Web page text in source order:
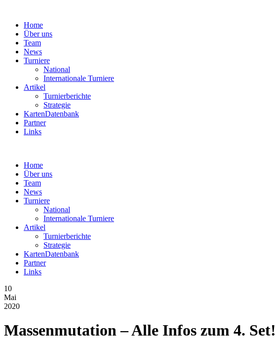
Home
Über uns
Team
News
Turniere
National
Internationale Turniere
Artikel
Turnierberichte
Strategie
KartenDatenbank
Partner
Links
Home
Über uns
Team
News
Turniere
National
Internationale Turniere
Artikel
Turnierberichte
Strategie
KartenDatenbank
Partner
Links
10
Mai
2020
Massenmutation – Alle Infos zum 4. Set!